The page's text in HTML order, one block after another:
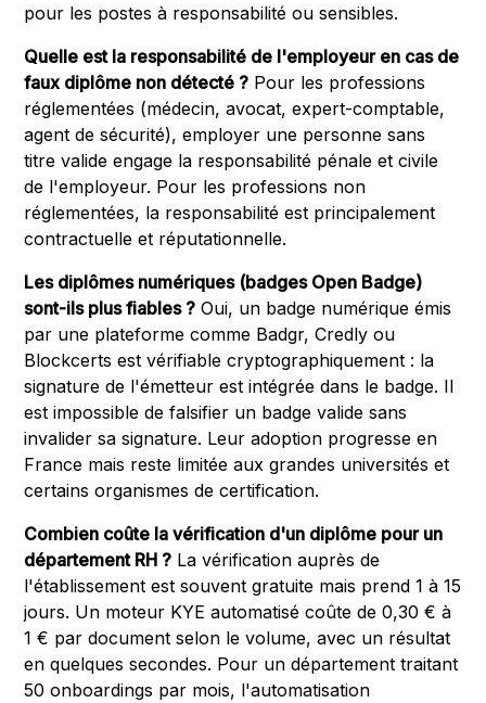
pour les postes à responsabilité ou sensibles.
Quelle est la responsabilité de l'employeur en cas de
faux diplôme non détecté ? Pour les professions
réglementées (médecin, avocat, expert-comptable,
agent de sécurité), employer une personne sans
titre valide engage la responsabilité pénale et civile
de l'employeur. Pour les professions non
réglementées, la responsabilité est principalement
contractuelle et réputationnelle.
Les diplômes numériques (badges Open Badge)
sont-ils plus fiables ? Oui, un badge numérique émis
par une plateforme comme Badgr, Credly ou
Blockcerts est vérifiable cryptographiquement : la
signature de l'émetteur est intégrée dans le badge. Il
est impossible de falsifier un badge valide sans
invalider sa signature. Leur adoption progresse en
France mais reste limitée aux grandes universités et
certains organismes de certification.
Combien coûte la vérification d'un diplôme pour un
département RH ? La vérification auprès de
l'établissement est souvent gratuite mais prend 1 à 15
jours. Un moteur KYE automatisé coûte de 0,30 € à
1 € par document selon le volume, avec un résultat
en quelques secondes. Pour un département traitant
50 onboardings par mois, l'automatisation